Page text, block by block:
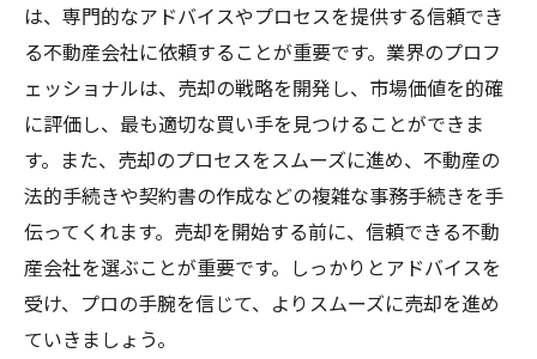
は、専門的なアドバイスやプロセスを提供する信頼でき
る不動産会社に依頼することが重要です。業界のプロフ
ェッショナルは、売却の戦略を開発し、市場価値を的確
に評価し、最も適切な買い手を見つけることができま
す。また、売却のプロセスをスムーズに進め、不動産の
法的手続きや契約書の作成などの複雑な事務手続きを手
伝ってくれます。売却を開始する前に、信頼できる不動
産会社を選ぶことが重要です。しっかりとアドバイスを
受け、プロの手腕を信じて、よりスムーズに売却を進め
ていきましょう。